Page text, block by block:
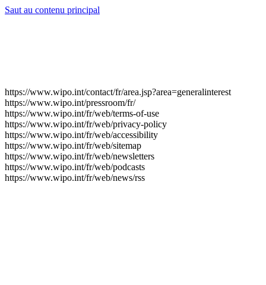
Saut au contenu principal
https://www.wipo.int/contact/fr/area.jsp?area=generalinterest
https://www.wipo.int/pressroom/fr/
https://www.wipo.int/fr/web/terms-of-use
https://www.wipo.int/fr/web/privacy-policy
https://www.wipo.int/fr/web/accessibility
https://www.wipo.int/fr/web/sitemap
https://www.wipo.int/fr/web/newsletters
https://www.wipo.int/fr/web/podcasts
https://www.wipo.int/fr/web/news/rss